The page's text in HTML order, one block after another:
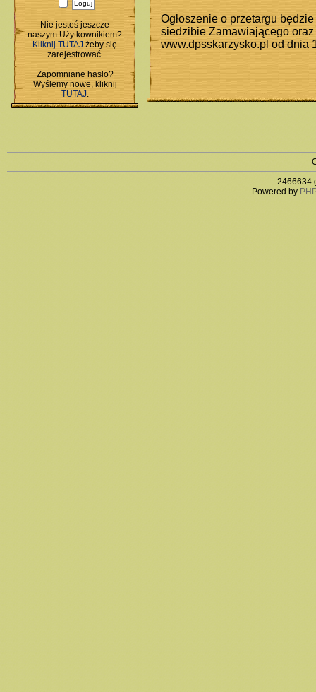
Nie jesteś jeszcze
naszym Użytkownikiem?
Kilknij TUTAJ żeby się
zarejestrować.
Zapomniane hasło?
Wyślemy nowe, kliknij
TUTAJ.
Ogłoszenie o przetargu
siedzibie Zamawiającego
www.dpsskarzysko.pl od dnia
2466634
Powered by